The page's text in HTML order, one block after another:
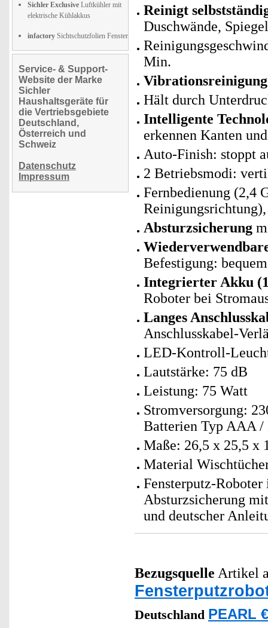
Sichler Exclusive Luftkühler mit
elektrische Kühlakkus
infactory Sichtschutzfolien Fenster
Service- & Support-
Website der Marke
Sichler
Haushaltsgeräte für
die Vertriebsgebiete
Deutschland,
Österreich und
Schweiz
Datenschutz
Impressum
Reinigt
Duschwände,
Min.
Vibrationsreinigung
Hält durch
Intelligente
erkennen Kanten
Auto-Finish: stoppt
2 Betriebsmodi:
Fernbedienung (2,4
Absturzsicherung
Befestigung:
Integrierter Akku
Roboter bei
Langes
Anschlusskabel-
LED-Kontroll-
Lautstärke: 75 dB
Leistung: 75 Watt
Stromversorgung:
Batterien Typ AAA
Maße: 26,5 x 25,5 x
Material
Fensterputz-
Absturzsicherung
und deutscher
Bezugsquelle Artikel
Deutschland PEARL